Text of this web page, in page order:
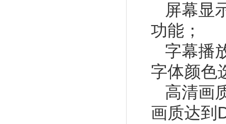
屏幕显
功能；
字幕播
字体颜色
高清画
画质达到